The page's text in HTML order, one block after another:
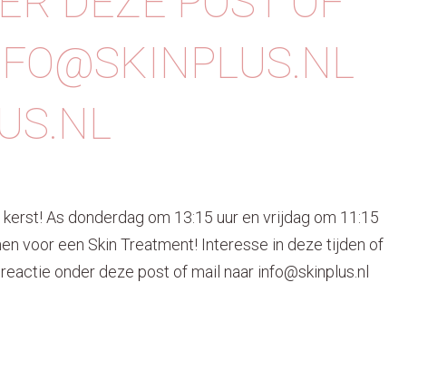
As donderdag om 13:15 uur en vrijdag om 11:15
voor een Skin Treatment! Interesse in deze tijden of
onder deze post of mail naar info@skinplus.nl